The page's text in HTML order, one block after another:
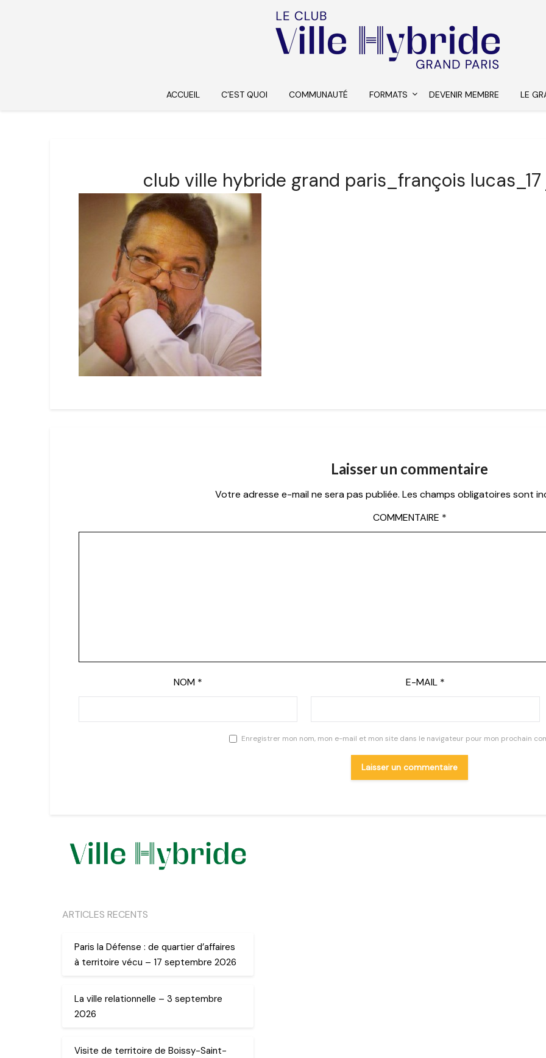
ACCUEIL C’EST QUOI COMMUNAUTÉ FORMATS DEVENIR MEMBRE LE
club ville hybride grand paris_françois
Laisser un commentaire
Votre adresse e-mail ne sera pas publiée. Les champs obligatoires sont
COMMENTAIRE *
NOM * E-MAIL *
Enregistrer mon nom, mon e-mail et mon site dans le navigateur pour mon prochain
ARTICLES RECENTS
Paris la Défense : de quartier d’affaires
à territoire vécu – 17 septembre 2026
La ville relationnelle – 3 septembre
2026
Visite de territoire de Boissy-Saint-